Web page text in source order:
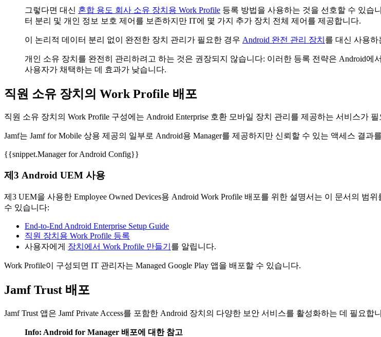
그렇다면 대신 혼합 용도 회사 소유 장치용 Work Profile 등록 방법을 사용하는 것을 선호할 수 있습
터 분리 및 개인 정보 보호 제어를 보존하지만 IT에 몇 가지 추가 장치 전체 제어를 제공합니다.
이 논리적 데이터 분리 없이 완전한 장치 관리가 필요한 경우 Android 완전 관리 장치 를 대신 사용
개인 소유 장치를 완전히 관리하려고 하는 것은 권장되지 않습니다: 이러한 등록 전략은 Android
사용자가 채택하는 데 효과가 낮습니다.
직원 소유 장치의 Work Profile 배포
직원 소유 장치의 Work Profile 구성에는 Android Enterprise 호환 모바일 장치 관리를 제공하는 서비스가
Jamf는 Jamf for Mobile 상용 제공의 일부로 Android용 Manager를 제공하지만 신뢰할 수 있는 액세스 결
{{snippet.Manager for Android Config}}
제3 Android UEM 사용
제3 UEM을 사용한 Employee Owned Devices용 Android Work Profile 배포를 위한 설명서는 이 문서의 범
수 있습니다:
End-to-End Android Enterprise Setup Guide
직원 장치용 Work Profile 등록
사용자에게 장치에서 Work Profile 만들기 를 알립니다.
Work Profile이 구성되면 IT 관리자는 Managed Google Play 앱을 배포할 수 있습니다.
Jamf Trust 배포
Jamf Trust 앱은 Jamf Private Access를 포함한 Android 장치의 다양한 보안 서비스를 활성화하는 데 필요합
Info: Android for Manager 배포에 대한 참고